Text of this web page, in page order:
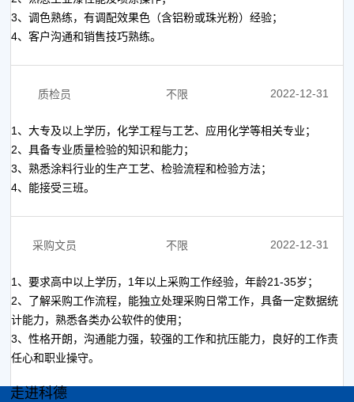
3、调色熟练，有调配效果色（含铝粉或珠光粉）经验；
4、客户沟通和销售技巧熟练。
质检员 不限 2022-12-31
1、大专及以上学历，化学工程与工艺、应用化学等相关专业；
2、具备专业质量检验的知识和能力；
3、熟悉涂料行业的生产工艺、检验流程和检验方法；
4、能接受三班。
采购文员 不限 2022-12-31
1、要求高中以上学历，1年以上采购工作经验，年龄21-35岁；
2、了解采购工作流程，能独立处理采购日常工作，具备一定数据统
计能力，熟悉各类办公软件的使用；
3、性格开朗，沟通能力强，较强的工作和抗压能力，良好的工作责
任心和职业操守。
走进科德